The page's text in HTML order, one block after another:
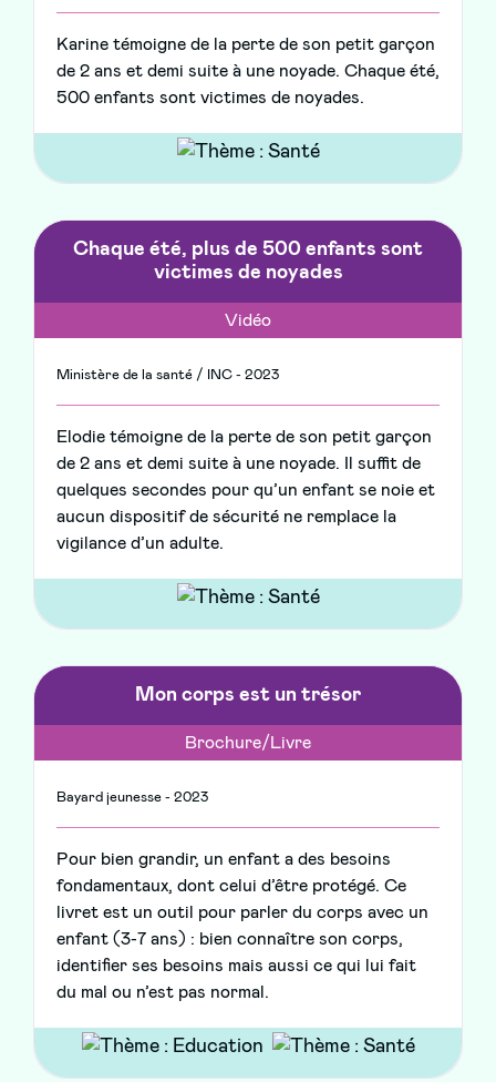
Karine témoigne de la perte de son petit garçon
de 2 ans et demi suite à une noyade. Chaque été,
500 enfants sont victimes de noyades.
Chaque été, plus de 500 enfants sont
victimes de noyades
Vidéo
Ministère de la santé / INC - 2023
Elodie témoigne de la perte de son petit garçon
de 2 ans et demi suite à une noyade. Il suffit de
quelques secondes pour qu’un enfant se noie et
aucun dispositif de sécurité ne remplace la
vigilance d’un adulte.
Mon corps est un trésor
Brochure/Livre
Bayard jeunesse - 2023
Pour bien grandir, un enfant a des besoins
fondamentaux, dont celui d’être protégé. Ce
livret est un outil pour parler du corps avec un
enfant (3-7 ans) : bien connaître son corps,
identifier ses besoins mais aussi ce qui lui fait
du mal ou n’est pas normal.